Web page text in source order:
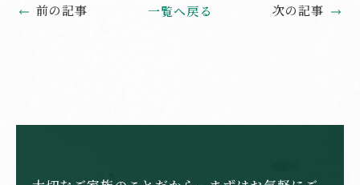
前の記事 一覧へ戻る 次の記事